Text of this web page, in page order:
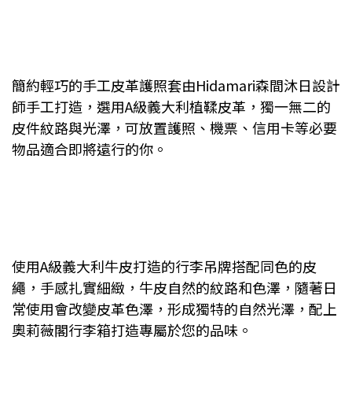
簡約輕巧的手工皮革護照套由Hidamari森間沐日設計
師手工打造，選用A級義大利植鞣皮革，獨一無二的
皮件紋路與光澤，可放置護照、機票、信用卡等必要
物品適合即將遠行的你。
使用A級義大利牛皮打造的行李吊牌搭配同色的皮
繩，手感扎實細緻，牛皮自然的紋路和色澤，隨著日
常使用會改變皮革色澤，形成獨特的自然光澤，配上
奧莉薇閣行李箱打造專屬於您的品味。